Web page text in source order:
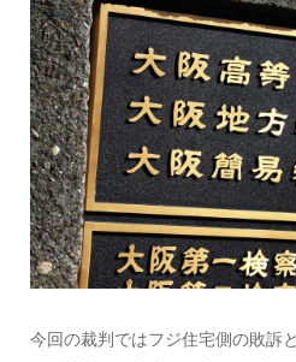
今回の裁判ではフジ住宅側の敗訴